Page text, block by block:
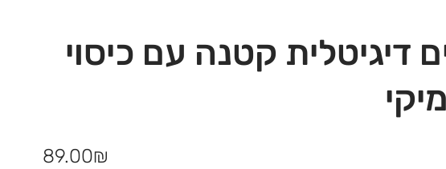
דיגיטלית קטנה עם כיסוי
‏89.00 ‏₪